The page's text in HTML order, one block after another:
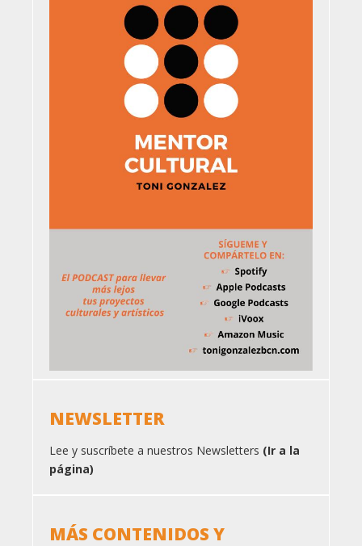
NEWSLETTER
Lee y suscríbete a nuestros Newsletters (Ir a la
página)
MÁS CONTENIDOS Y